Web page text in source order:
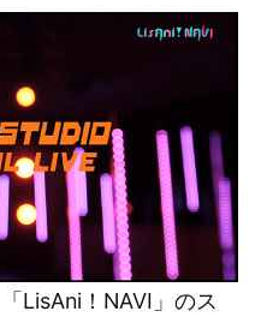
LisAni！NAVI」のス